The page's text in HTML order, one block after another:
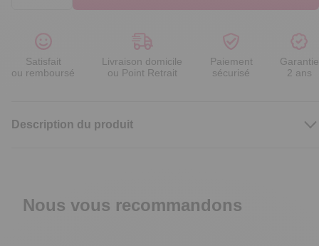
Satisfait
ou remboursé
Livraison domicile
ou Point Retrait
Paiement
sécurisé
Garantie
2 ans
Description du produit
Nous vous recommandons